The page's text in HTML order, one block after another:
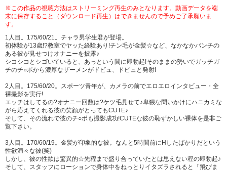
※この作品の視聴方法はストリーミング再生のみとなります。動画データを端
末に保存すること（ダウンロード再生）はできませんので予めご了承願いま
す。
1人目。175/60/21。チャラ男学生君が登場。
初体験が13歳!?教室でヤッた経験あり!チン毛が金髪☆など、なかなかパンチの
ある彼が見せつけオナニーを披露♪
シコシコとシゴいていると、あっという間に即勃起!そのままの勢いでガッチガ
チのチ○ポから濃厚なザーメンがドビュ、ドビュと発射!
2人目。175/60/20。スポーツ青年が、カメラの前でエロエロインタビュー・全
裸撮影を実行!
エッチはしてるの?オナニー回数は?ケツ毛見せて♪卑猥な問いかけにハニカミな
がら応えてくれる彼の笑顔がとってもCUTE♪
そして、その流れで彼のチ○ポも撮影成功!CUTEな彼の恥ずかしい裸体を是非ご
覧下さい。
3人目。170/60/19。金髪が印象的な彼。なんと5時間前にHしたばかりだという
性欲満々な彼(笑)
しかし、彼の性欲は驚異的☆先程まで盛り合っていたとは思えない程の即勃起♪
そして、スタッフにローションで身体中をねっとりイタズラされると「飛びま